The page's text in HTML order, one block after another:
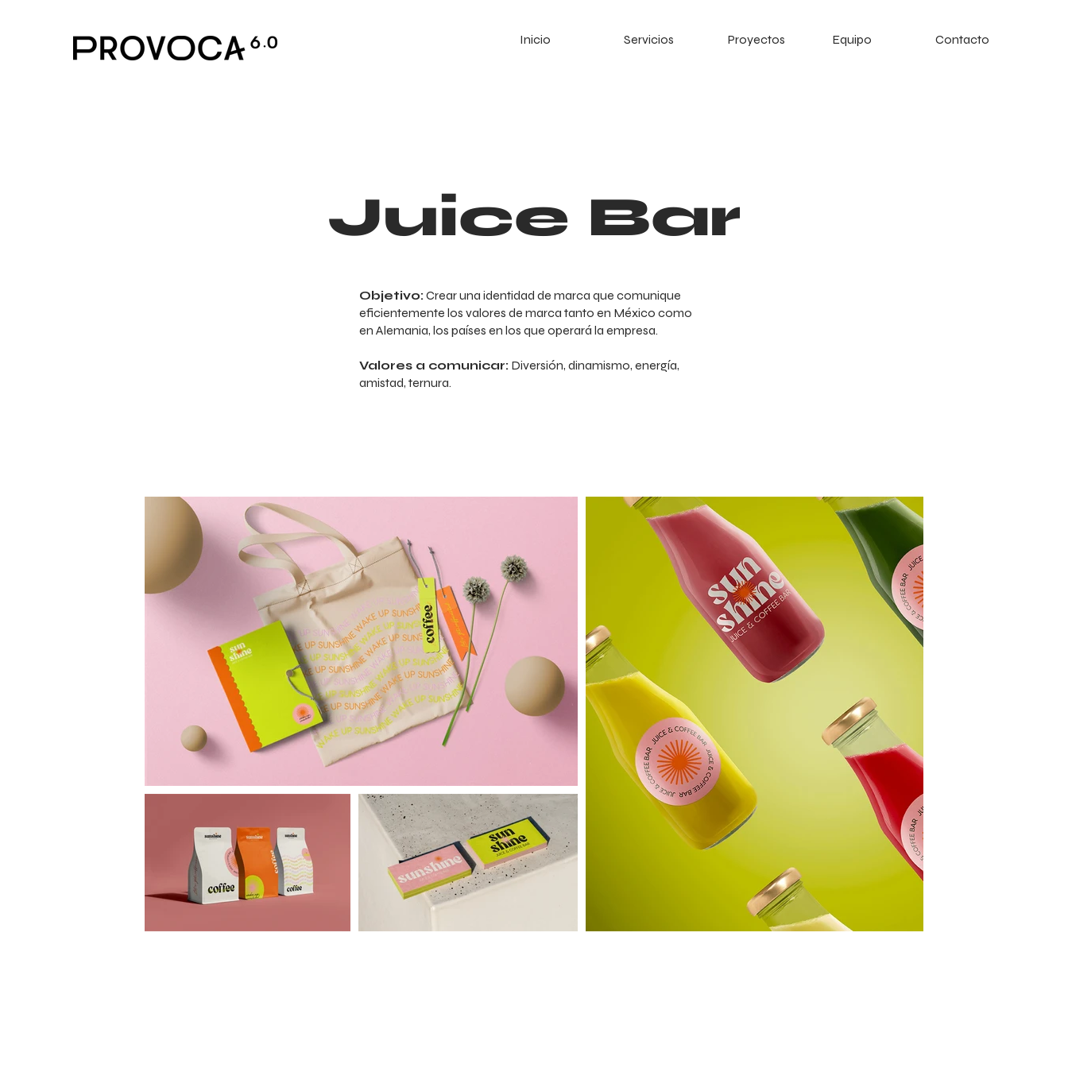
Inicio Servicios Proyectos Equipo Contacto
Juice Bar
Objetivo:Crear una identidad de marca que comunique
eficientemente los valores de marca tanto en México como
en Alemania, los países en los que operará la empresa.
Valores a comunicar: Diversión, dinamismo, energía,
amistad, ternura.